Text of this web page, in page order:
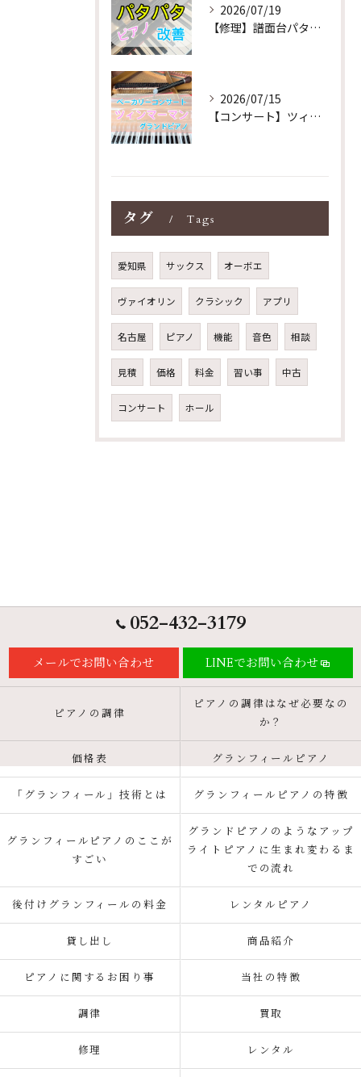
2026/07/19
【修理】譜面台パタパタを改善！ストレス解消！
2026/07/15
【コンサート】ツィンマーマンのグランドピアノ♪木目猫足グラン...
タグ Tags
愛知県 サックス オーボエ
ヴァイオリン クラシック アプリ
名古屋 ピアノ 機能 音色 相談
見積 価格 料金 習い事 中古
コンサート ホール
052-432-3179
メールでお問い合わせ LINEでお問い合わせ
ピアノの調律
ピアノの調律はなぜ必要なの
か？
価格表 グランフィールピアノ
「グランフィール」技術とは グランフィールピアノの特徴
グランフィールピアノのここが
すごい
グランドピアノのようなアップ
ライトピアノに生まれ変わるま
での流れ
後付けグランフィールの料金 レンタルピアノ
貸し出し 商品紹介
ピアノに関するお困り事 当社の特徴
調律 買取
修理 レンタル